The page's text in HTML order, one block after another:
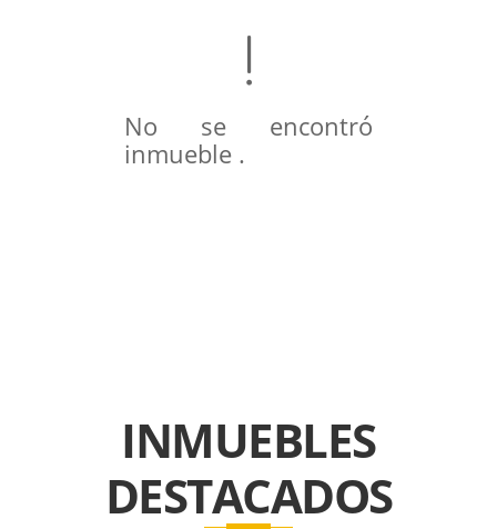
No se encontró
inmueble .
INMUEBLES
DESTACADOS